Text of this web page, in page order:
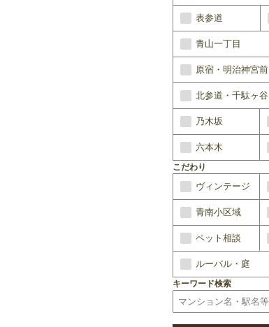
表参道
青山一丁目
原宿・明治神宮前
北参道・千駄ヶ谷
乃木坂
六本木
こだわり
ヴィンテージ
青南小区域
ペット相談
ルーバル・庭
キーワード検索